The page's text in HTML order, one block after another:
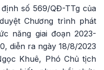
số 569/QĐ-TTg của
Chương trình phát
năng giai đoạn 2023-
diễn ra ngày 18/8/2023
Khuê, Phó Chủ tịch